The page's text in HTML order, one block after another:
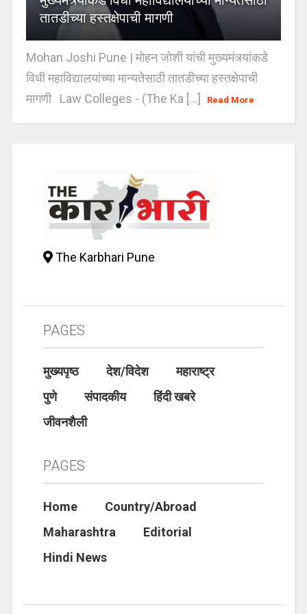
तातडीच्या हस्तक्षेपाची मागणी
Mohan Joshi Pune | मोहन जोशी यांची मुख्यमंत्र्यांकडे
विधी महाविद्यालयांच्या मान्यतेसाठी तातडीच्या हस्तक्षेपाची
मागणी Law Colleges - (The Ka [...]
Read More
The Karbhari Pune
PAGES
मुख्यपृष्ठ देश/विदेश
महाराष्ट्र
पुणे
संपादकीय
हिंदी खबरे
जीवनशैली
PAGES
Home
Country/Abroad
Maharashtra
Editorial
Hindi News